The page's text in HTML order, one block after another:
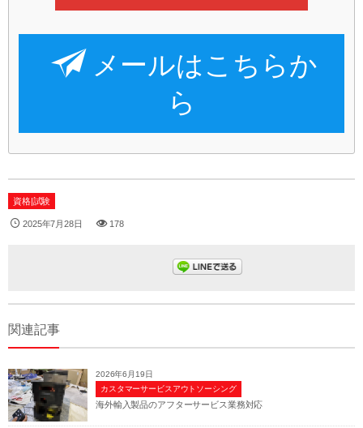
メールはこちらか
ら
資格|試験
2025年7月28日 178
関連記事
2026年6月19日
カスタマーサービスアウトソーシング
海外輸入製品のアフターサービス業務対応